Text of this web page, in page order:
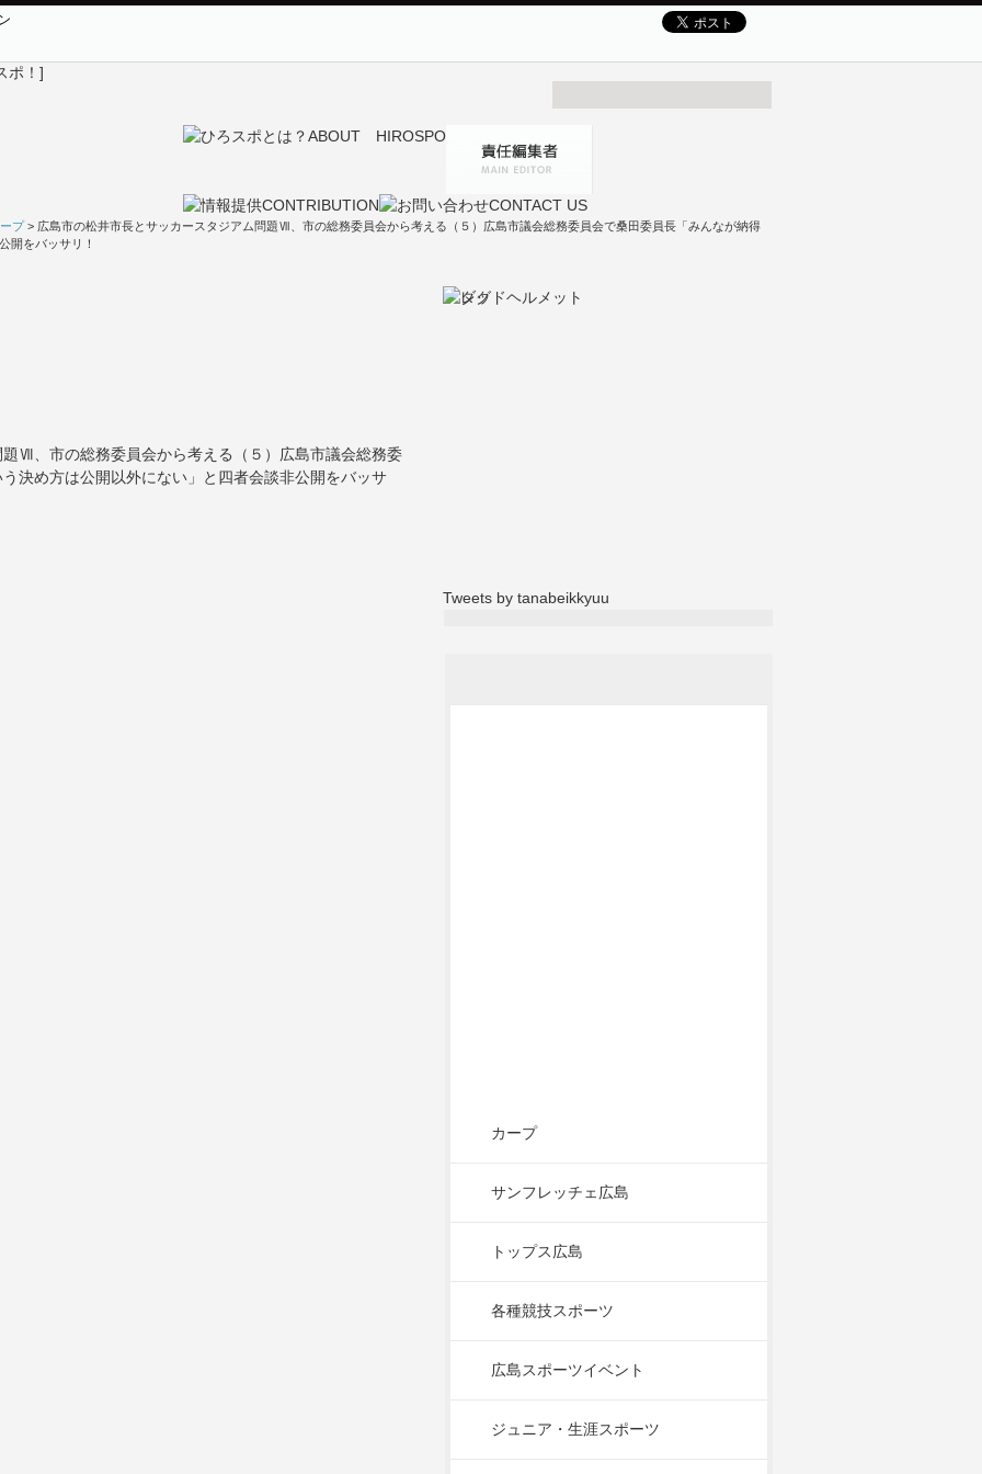
プ> 広島市の松井市長とサッカースタジアム問題Ⅶ、市の総務委員会から考える（５）広島市議会総務委員会で桑田委員長「みんなが納得
開をバッサリ！
Ⅶ、市の総務委員会から考える（５）広島市議会総務委
決め方は公開以外にない」と四者会談非公開をバッサ
Tweets by tanabeikkyuu
カープ
サンフレッチェ広島
トップス広島
各種競技スポーツ
広島スポーツイベント
ジュニア・生涯スポーツ